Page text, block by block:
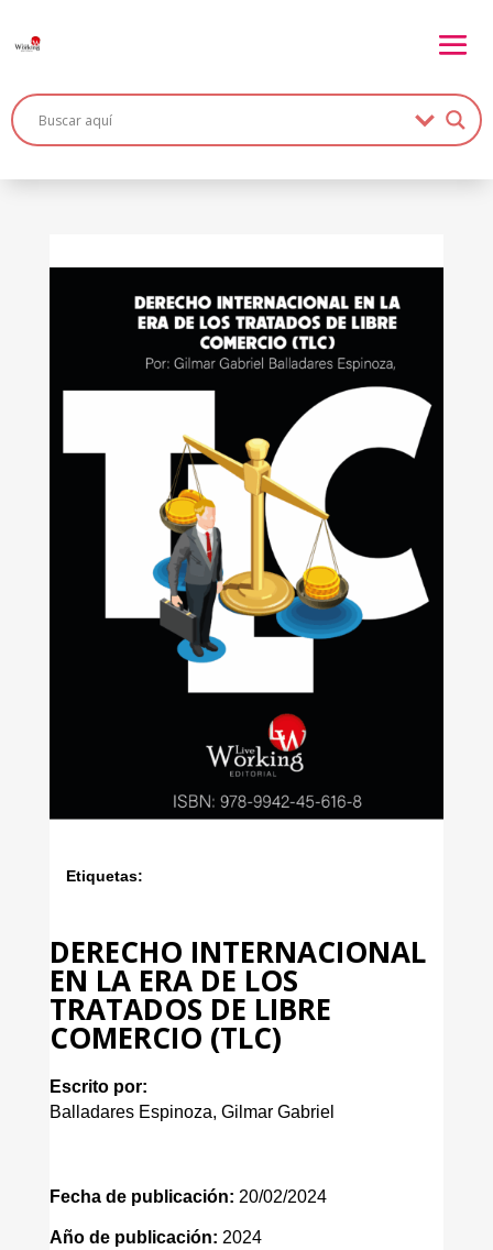
Etiquetas:
DERECHO INTERNACIONAL
EN LA ERA DE LOS
TRATADOS DE LIBRE
COMERCIO (TLC)
Escrito por:
Balladares Espinoza, Gilmar Gabriel
Fecha de publicación: 20/02/2024
Año de publicación: 2024